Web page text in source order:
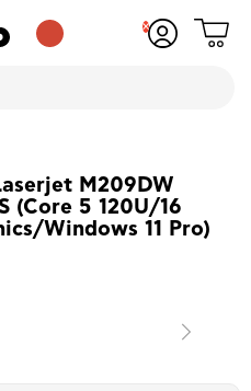
Δες
M209DW
(Core 5 120U/16
Windows 11 Pro)
Επόμενο